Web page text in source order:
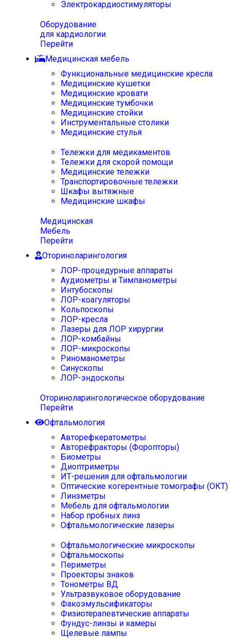
Электрокардиостимуляторы
Оборудование
для кардиологии
Перейти
Медицинская мебель
Функциональные медицинские кресла
Медицинские кушетки
Медицинские кровати
Медицинские тумбочки
Медицинские стойки
Инструментальные столики
Медицинские стулья
Тележки для медикаментов
Тележки для скорой помощи
Медицинские тележки
Транспортировочные тележки
Шкафы вытяжные
Медицинские шкафы
Медицинская
Мебель
Перейти
Оториноларингология
ЛОР-процедурные аппараты
Аудиометры и Тимпанометры
Интубоскопы
ЛОР-коагуляторы
Кольпоскопы
ЛОР-кресла
Лазеры для ЛОР хирургии
ЛОР-комбайны
ЛОР-микроскопы
Риноманометры
Синускопы
ЛОР-эндоскопы
Оториноларингологическое оборудование
Перейти
Офтальмология
Авторефкератометры
Авторефракторы (Форопторы)
Биометры
Диоптриметры
ИТ-решения для офтальмологии
Оптические когерентные томографы (ОКТ)
Линзметры
Мебель для офтальмологии
Набор пробных линз
Офтальмологические лазеры
Офтальмологические микроскопы
Офтальмоскопы
Периметры
Проекторы знаков
Тонометры ВД
Ультразвуковое оборудование
Факоэмульсификаторы
Физиотерапевтические аппараты
Фундус-линзы и камеры
Щелевые лампы